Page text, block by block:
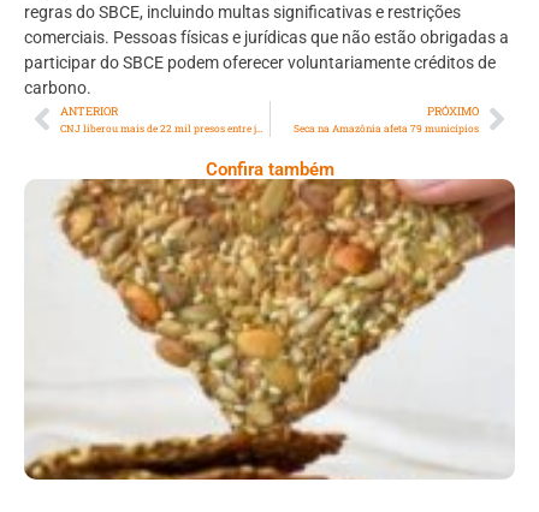
regras do SBCE, incluindo multas significativas e restrições
comerciais. Pessoas físicas e jurídicas que não estão obrigadas a
participar do SBCE podem oferecer voluntariamente créditos de
carbono.
ANTERIOR PRÓXIMO
Seca na Amazônia afeta 79 municípios
Confira também
Comer Bem: Cracker De Sementes